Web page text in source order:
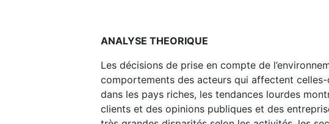
ANALYSE THEORIQUE
Les décisions de prise en compte de
comportements des acteurs qui affectent
dans les pays riches, les tendances lourdes
clients et des opinions publiques et des